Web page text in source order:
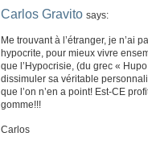
Carlos Gravito says:
Me trouvant à l’étranger, je n’ai
hypocrite, pour mieux vivre
que l’Hypocrisie, (du grec «
dissimuler sa véritable
que l’on n’en a point! Est-CE
gomme!!!
Carlos